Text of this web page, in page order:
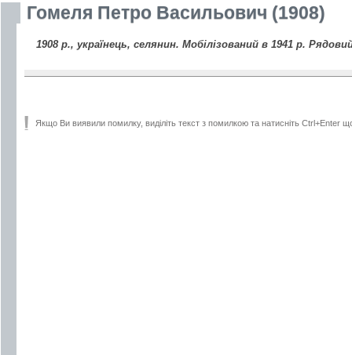
Гомеля Петро Васильович (1908)
1908 р., українець, селянин. Мобілізований в 1941 р.
Якщо Ви виявили помилку, виділіть текст з помилкою та натисніть Ctrl+Enter